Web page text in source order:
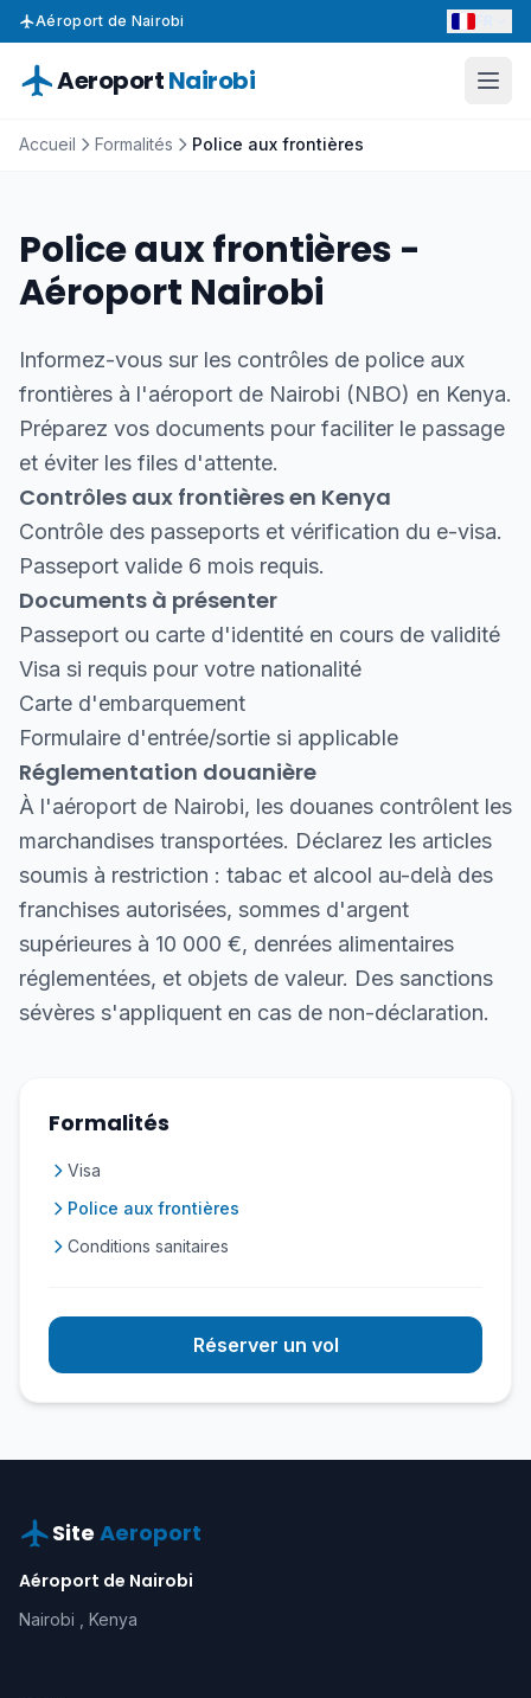
Aéroport de Nairobi
AeroportNairobi
Accueil Formalités Police aux frontières
Police aux frontières -
Aéroport Nairobi
Informez-vous sur les contrôles de police aux
frontières à l'aéroport de Nairobi (NBO) en Kenya.
Préparez vos documents pour faciliter le passage
et éviter les files d'attente.
Contrôles aux frontières en Kenya
Contrôle des passeports et vérification du e-visa.
Passeport valide 6 mois requis.
Documents à présenter
Passeport ou carte d'identité en cours de validité
Visa si requis pour votre nationalité
Carte d'embarquement
Formulaire d'entrée/sortie si applicable
Réglementation douanière
À l'aéroport de Nairobi, les douanes contrôlent les
marchandises transportées. Déclarez les articles
soumis à restriction : tabac et alcool au-delà des
franchises autorisées, sommes d'argent
supérieures à 10 000 €, denrées alimentaires
réglementées, et objets de valeur. Des sanctions
sévères s'appliquent en cas de non-déclaration.
Formalités
Visa
Police aux frontières
Conditions sanitaires
Réserver un vol
Site Aeroport
Aéroport de Nairobi
Nairobi , Kenya